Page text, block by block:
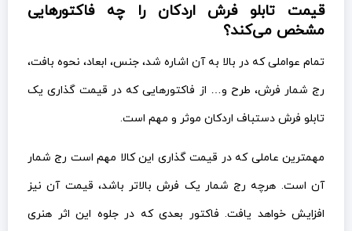
قیمت تابلو فرش اردکان را چه فاکتورهایی
مشخص می‌کند؟
تمام عواملی که در بالا به آن اشاره شد، جنس، ابعاد، نحوه بافت،
رج شمار فرش، طرح و… از فاکتورهایی که در قیمت گذاری یک
تابلو فرش دستباف اردکان موثر و مهم است.
مهمترین عاملی که در قیمت گذاری این کالا مهم است رج شمار
آن است. هرچه رج شمار یک فرش بالاتر باشد، قیمت آن نیز
افزایش خواهد یافت. فاکتور بعدی که در جلوه این اثر هنری